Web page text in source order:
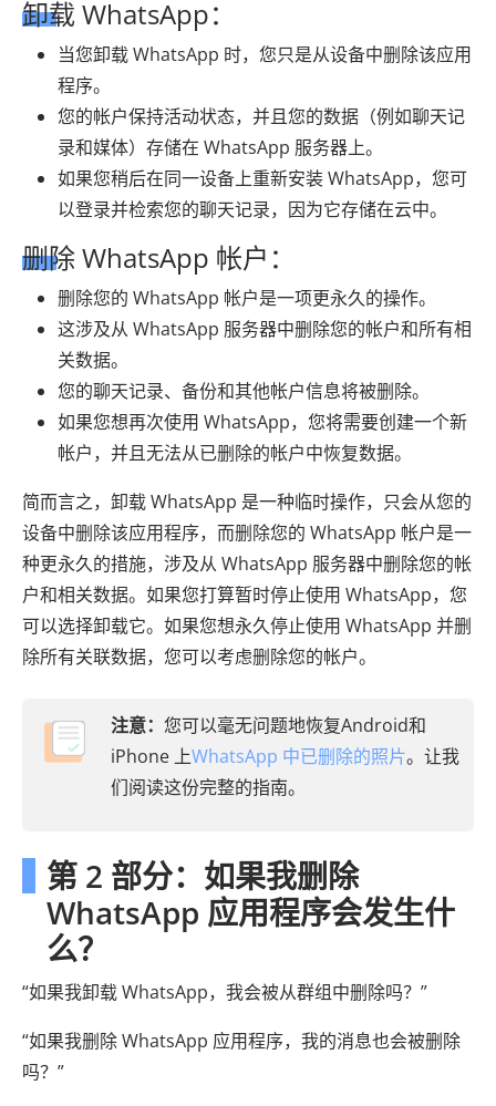
卸载 WhatsApp：
当您卸载 WhatsApp 时，您只是从设备中删除该应用
程序。
您的帐户保持活动状态，并且您的数据（例如聊天记
录和媒体）存储在 WhatsApp 服务器上。
如果您稍后在同一设备上重新安装 WhatsApp，您可
以登录并检索您的聊天记录，因为它存储在云中。
删除 WhatsApp 帐户：
删除您的 WhatsApp 帐户是一项更永久的操作。
这涉及从 WhatsApp 服务器中删除您的帐户和所有相
关数据。
您的聊天记录、备份和其他帐户信息将被删除。
如果您想再次使用 WhatsApp，您将需要创建一个新
帐户，并且无法从已删除的帐户中恢复数据。
简而言之，卸载 WhatsApp 是一种临时操作，只会从您的
设备中删除该应用程序，而删除您的 WhatsApp 帐户是一
种更永久的措施，涉及从 WhatsApp 服务器中删除您的帐
户和相关数据。如果您打算暂时停止使用 WhatsApp，您
可以选择卸载它。如果您想永久停止使用 WhatsApp 并删
除所有关联数据，您可以考虑删除您的帐户。
注意： 您可以毫无问题地恢复Android和
iPhone 上WhatsApp 中已删除的照片。让我
们阅读这份完整的指南。
第 2 部分：如果我删除
WhatsApp 应用程序会发生什
么？
“如果我卸载 WhatsApp，我会被从群组中删除吗？”
“如果我删除 WhatsApp 应用程序，我的消息也会被删除
吗？”